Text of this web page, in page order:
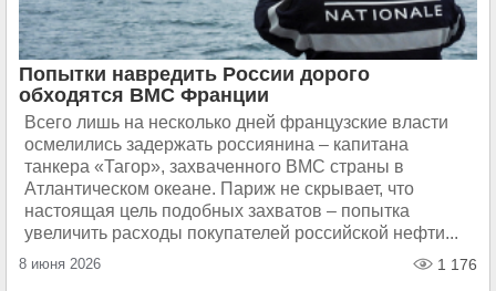
Попытки навредить России дорого
обходятся ВМС Франции
Всего лишь на несколько дней французские власти
осмелились задержать россиянина – капитана
танкера «Тагор», захваченного ВМС страны в
Атлантическом океане. Париж не скрывает, что
настоящая цель подобных захватов – попытка
увеличить расходы покупателей российской нефти...
8 июня 2026 1 176